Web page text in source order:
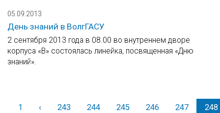
05.09.2013
День знаний в ВолгГАСУ
2 сентября 2013 года в 08.00 во внутреннем дворе
корпуса «В» состоялась линейка, посвященная «Дню
знаний».
1 ‹Назад243 244 245 246 247 248